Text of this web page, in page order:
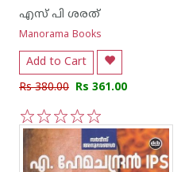
എസ് പി ശരത്
Manorama Books
Add to Cart
Rs 380.00 Rs 361.00
5
4
3
2
1